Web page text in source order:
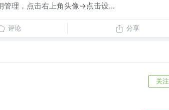
理，点击右上角头像->点击设...
评论 分享
关注